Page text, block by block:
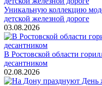
Уникальную коллекцию
детской железной дороге
03.08.2026
В Ростовской области
десантником
02.08.2026